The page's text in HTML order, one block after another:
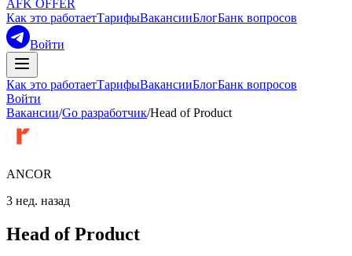
AFK OFFER
Как это работаетТарифыВакансииБлогБанк вопросов
Войти
Как это работаетТарифыВакансииБлогБанк вопросов
Войти
Вакансии/Go разработчик/Head of Product
ANCOR
3 нед. назад
Head of Product